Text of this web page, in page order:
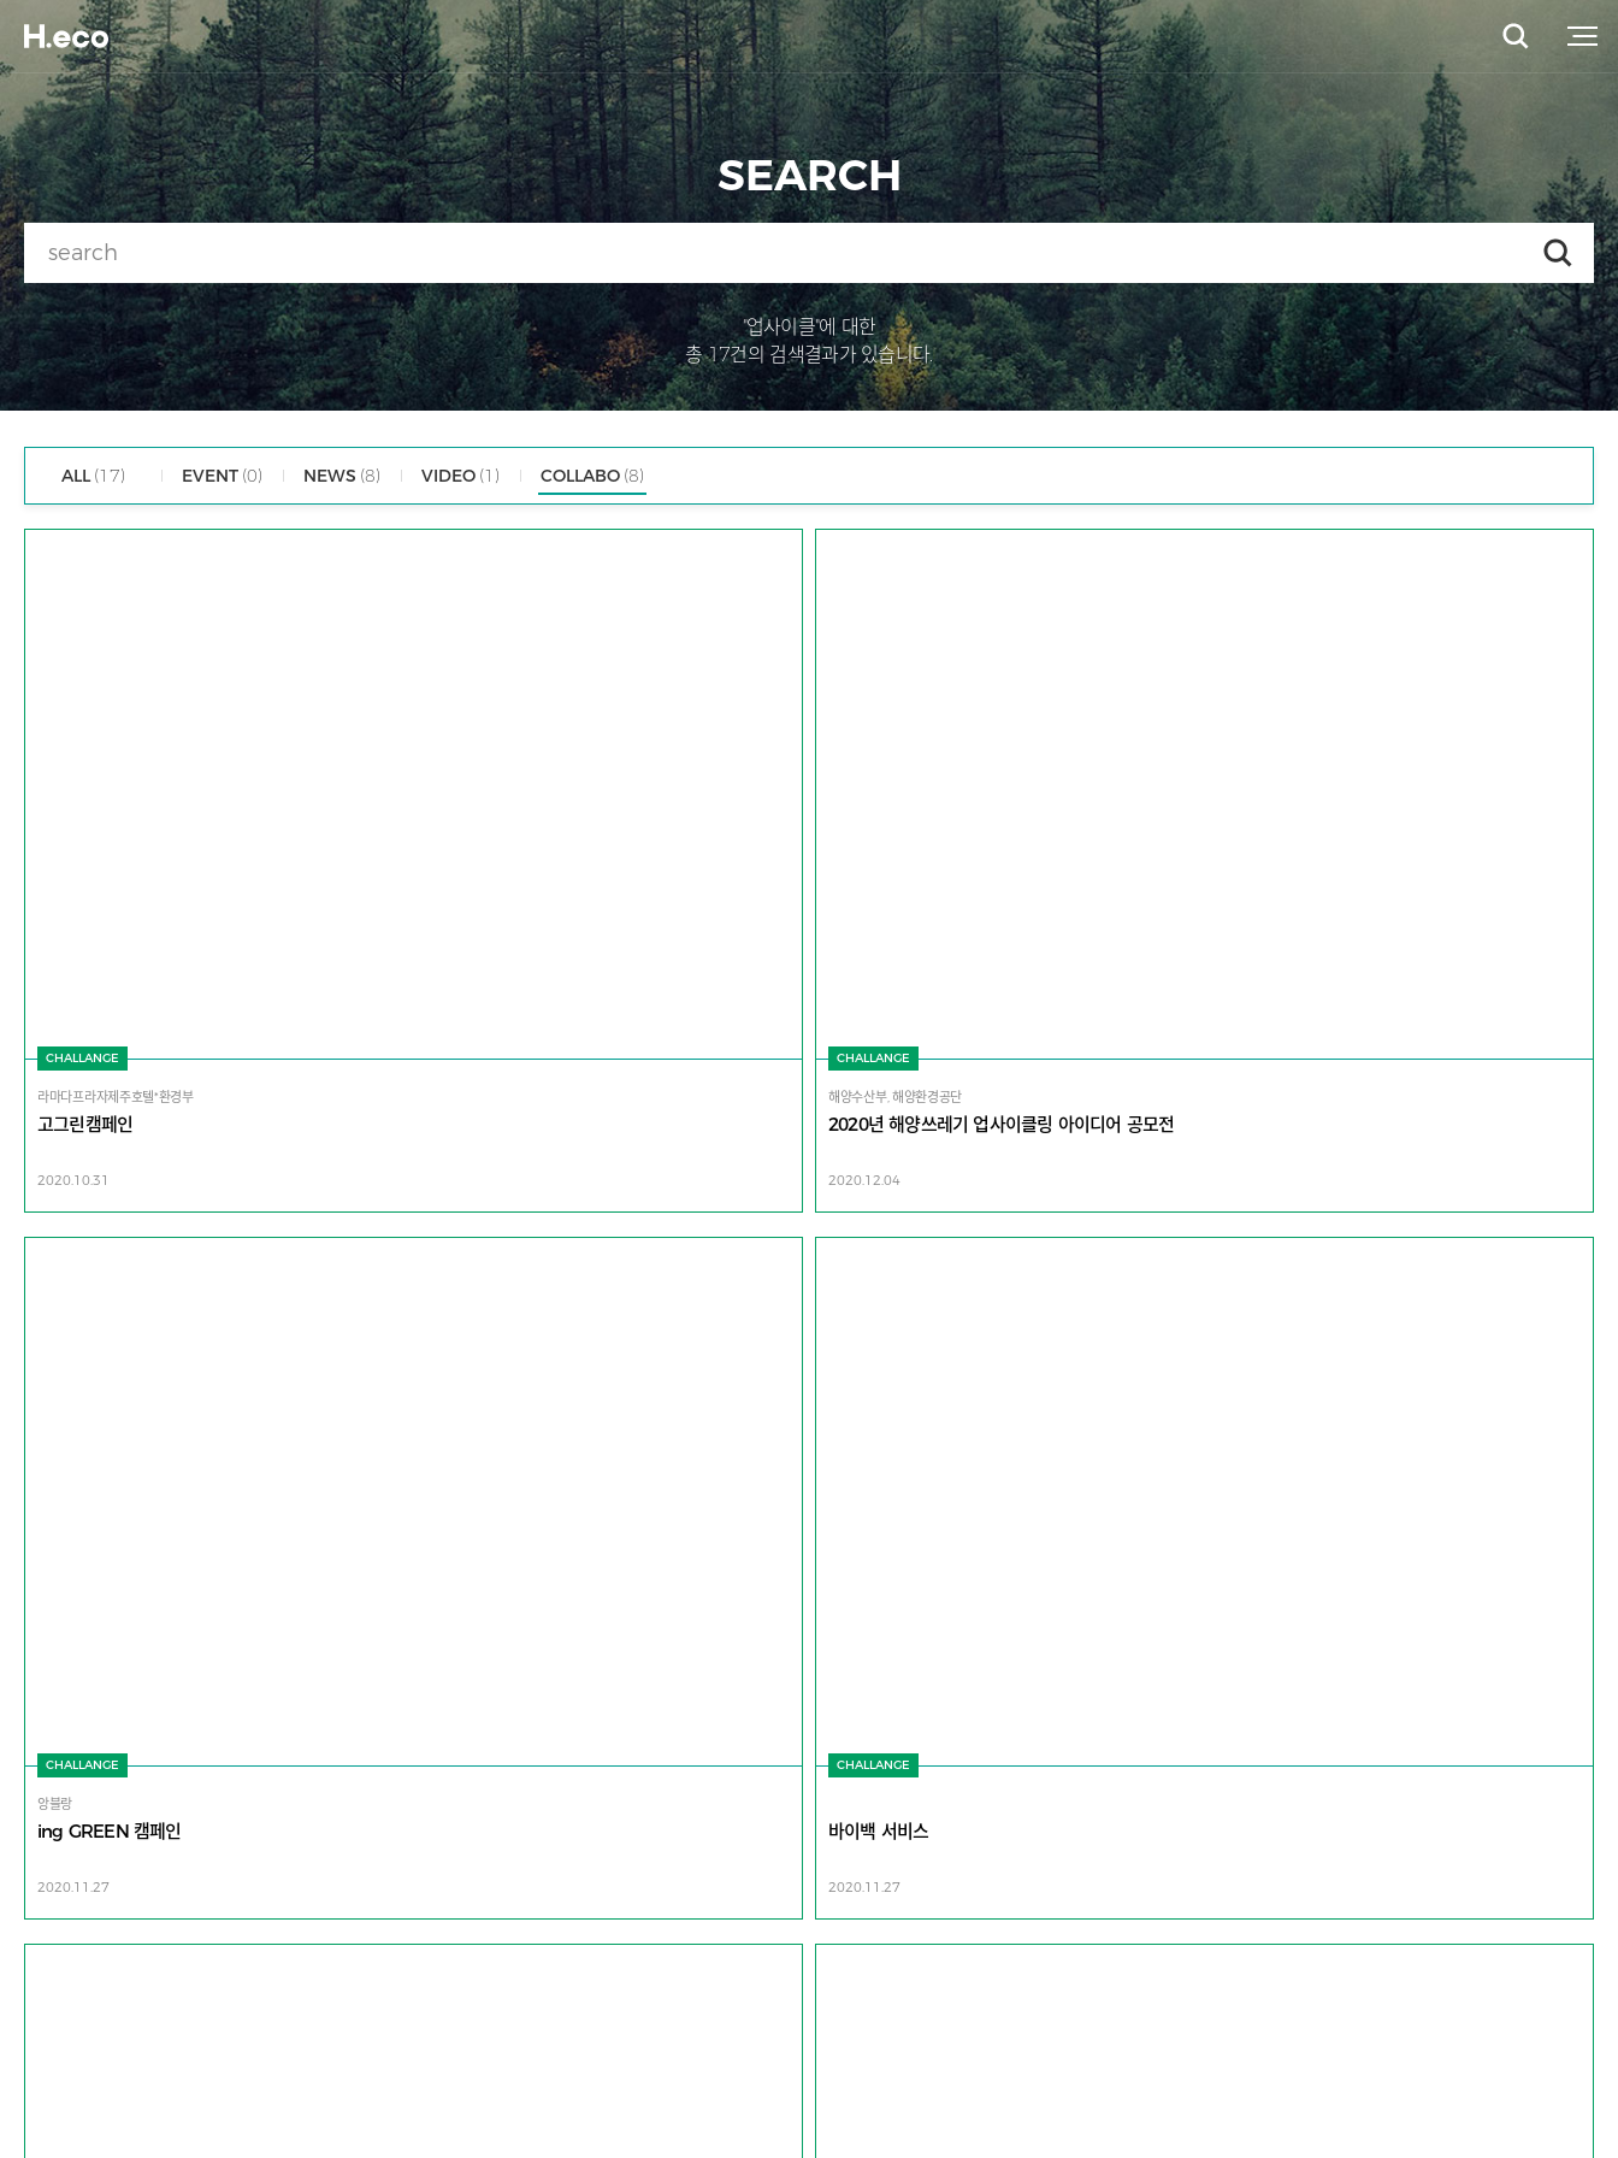
SEARCH
"업사이클"에 대한
총 17건의 검색결과가 있습니다.
ALL (17) EVENT (0) NEWS (8) VIDEO (1) COLLABO (8)
CHALLANGE
라마다프라자제주호텔*환경부
고그린캠페인
2020.10.31
CHALLANGE
해양수산부, 해양환경공단
2020년 해양쓰레기 업사이클링 아이디어 공모전
2020.12.04
CHALLANGE
앙블랑
ing GREEN 캠페인
2020.11.27
CHALLANGE
바이백 서비스
2020.11.27